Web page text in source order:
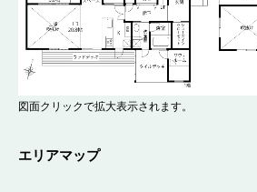
図面クリックで拡大表示されます。
エリアマップ